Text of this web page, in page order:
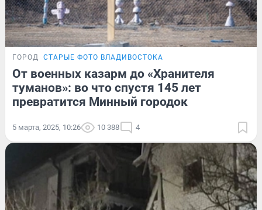
ГОРОД СТАРЫЕ ФОТО ВЛАДИВОСТОКА
От военных казарм до «Хранителя
туманов»: во что спустя 145 лет
превратится Минный городок
5 марта, 2025, 10:26 10 388 4